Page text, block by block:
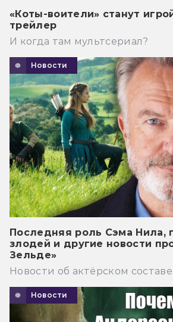
«Коты-воители» станут
трейлер
И когда там мультсериал?
Новости
Последняя роль Сэма Нила,
злодей и другие новости
Зельде»
Новости об актёрском составе.
Новости